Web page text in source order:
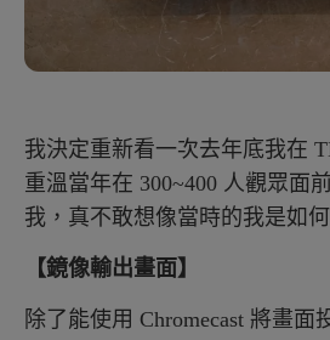
我決定重新看一次去年底我在
重溫當年在 300~400 人觀眾面
我，真不敢想像當時的我是如何
【鏡像輸出畫面】
除了能使用 Chromecast 將畫面